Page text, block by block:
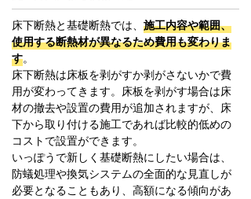
床下断熱と基礎断熱では、 施工内容や範囲、
使用する断熱材が異なるため費用も変わりま
す。
床下断熱は床板を剥がすか剥がさないかで費
用が変わってきます。床板を剥がす場合は床
材の撤去や設置の費用が追加されますが、床
下から取り付ける施工であれば比較的低めの
コストで設置ができます。
いっぽうで新しく基礎断熱にしたい場合は、
防蟻処理や換気システムの全面的な見直しが
必要となることもあり、高額になる傾向があ